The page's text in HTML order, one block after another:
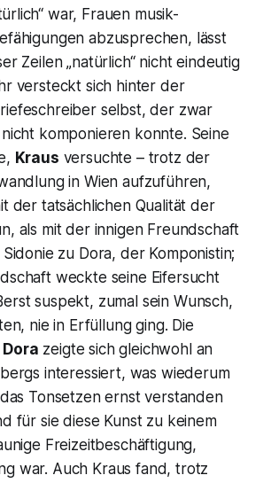
war, Frauen musik-
abzusprechen, lässt
Zeilen „natürlich“ nicht eindeutig
versteckt sich hinter der
selbst, der zwar
komponieren konnte. Seine
Kraus versuchte – trotz der
in Wien aufzuführen,
der tatsächlichen Qualität der
als mit der innigen Freundschaft
zu Dora, der Komponistin;
weckte seine Eifersucht
suspekt, zumal sein Wunsch,
nie in Erfüllung ging. Die
Dora zeigte sich gleichwohl an
interessiert, was wiederum
Tonsetzen ernst verstanden
für sie diese Kunst zu keinem
Freizeitbeschäftigung,
war. Auch Kraus fand, trotz